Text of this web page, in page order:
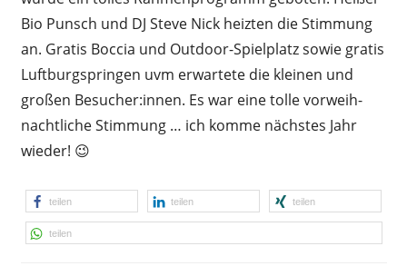
Bio Punsch und DJ Steve Nick heizten die Stimmung
an. Gratis Boccia und Outdoor-Spielplatz sowie gratis
Luftburg­springen uvm erwartete die kleinen und
großen Besucher:innen. Es war eine tolle vorweih­
nachtliche Stimmung … ich komme nächstes Jahr
wieder! 😉
teilen teilen teilen
teilen